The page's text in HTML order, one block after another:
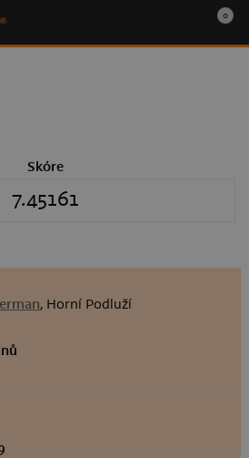
0
Skóre
7.45161
, Horní Podluží